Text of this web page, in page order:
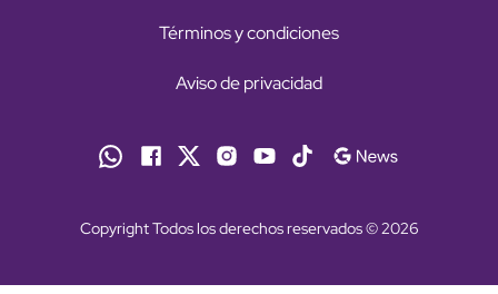
Términos y condiciones
Aviso de privacidad
Copyright Todos los derechos reservados © 2026